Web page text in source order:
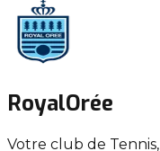
RoyalOrée
Votre club de Tennis,